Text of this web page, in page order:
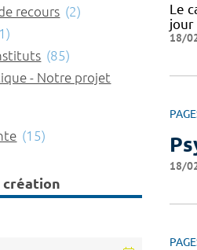
Le
jour
18/
18/
recours (2)
(85)
- Notre projet
(15)
création